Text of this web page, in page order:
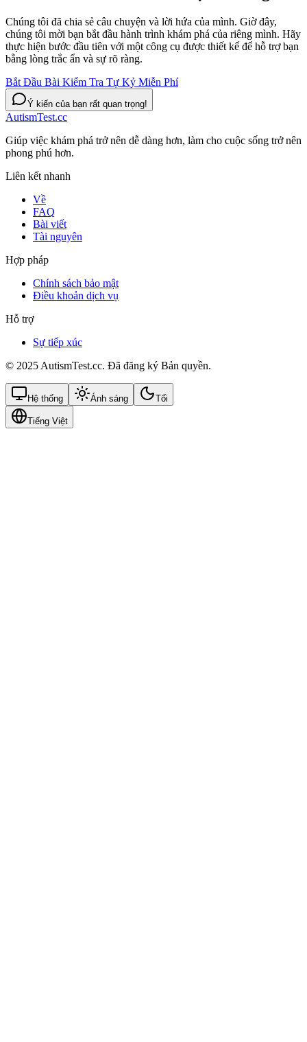
Chúng tôi đã chia sẻ câu chuyện và lời hứa của mình. Giờ đây,
chúng tôi mời bạn bắt đầu hành trình khám phá của riêng mình. Hãy
thực hiện bước đầu tiên với một công cụ được thiết kế để hỗ trợ bạn
bằng lòng trắc ẩn và sự rõ ràng.
Bắt Đầu Bài Kiểm Tra Tự Kỷ Miễn Phí
Ý kiến của bạn rất quan trọng!
AutismTest.cc
Giúp việc khám phá trở nên dễ dàng hơn, làm cho cuộc sống trở nên
phong phú hơn.
Liên kết nhanh
Về
FAQ
Bài viết
Tài nguyên
Hợp pháp
Chính sách bảo mật
Điều khoản dịch vụ
Hỗ trợ
Sự tiếp xúc
© 2025 AutismTest.cc. Đã đăng ký Bản quyền.
Hệ thống Ánh sáng Tối
Tiếng Việt